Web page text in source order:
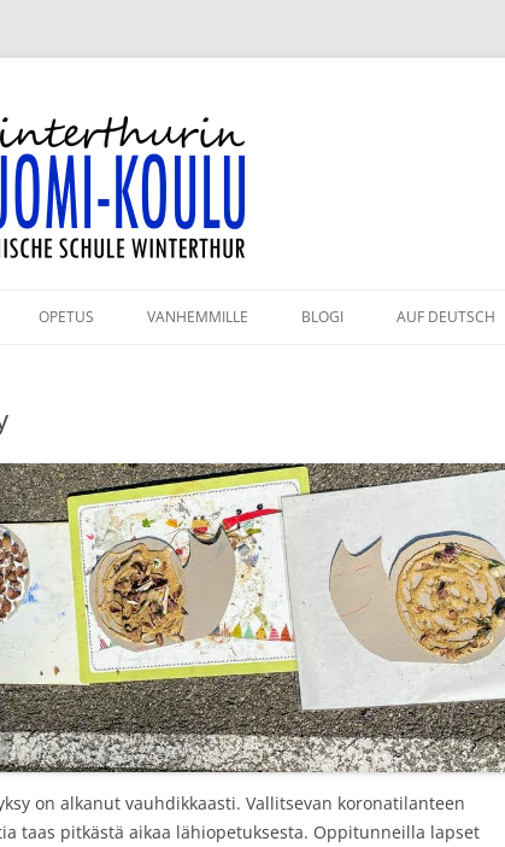
OPETUS
TAPAHTUMAKALENTERI
JÄRJESTYSSÄÄNNÖT
VANHEMMILLE
VANHEMPAININFO
KULKUYHTEYDET JA PYSÄKÖINTI
BLOGI AUF DEUTSCH
on alkanut vauhdikkaasti. Vallitsevan koronatilanteen
taas pitkästä aikaa lähiopetuksesta. Oppitunneilla lapset